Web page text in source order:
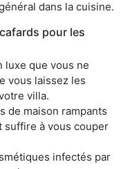
dans la cuisine.
pour les
luxe que vous ne
vous laissez les
villa.
de maison rampants
suffire à vous couper
infectés par